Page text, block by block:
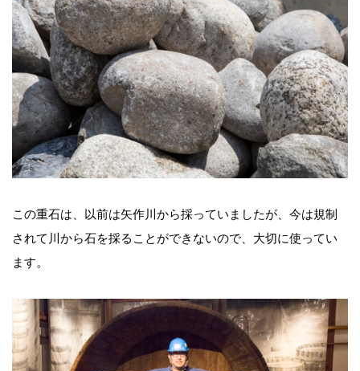
この重石は、以前は矢作川から採っていましたが、今は規制
されて川から石を採ることができないので、大切に使ってい
ます。